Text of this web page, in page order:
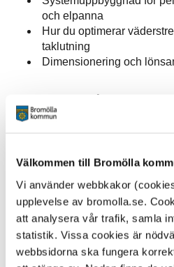
Välkommen till Bromölla
Vi använder webbkakor
upplevelse av bromolla.se.
att analysera vår trafik, samla
statistik. Vissa cookies är
webbsidorna ska fungera
och elpanna
Hur du optimerar
taklutning
Dimensionering och
18.00 till 19.30.
dagen innan föreläsningen.
Vid frågor kontakta din lokala
Jenny Sandin
Energi- och klimatrådgivare
044-13 51 98